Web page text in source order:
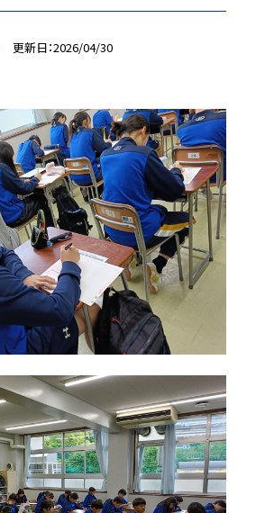
更新日 2026/04/30